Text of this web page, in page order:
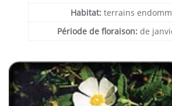
Habitat:terrains
Période de floraison:de